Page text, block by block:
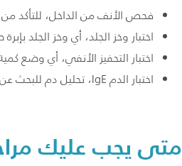
فحص الأنف من الداخل، للتأكد
اختبار وخز الجلد، أي وخز
اختبار التحفيز الأنفي، أي
اختبار الدم IgE، تحليل دم للبحث عن بعض الأجسام المضادة.
متى يجب عليك